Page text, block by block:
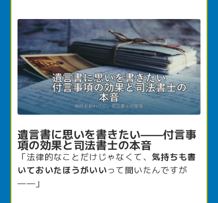
遺言書に思いを書きたい——付言事
項の効果と司法書士の本音
「法律的なことだけじゃなくて、 気持ちも書
いておいたほうがいいって聞いたんですが
——」